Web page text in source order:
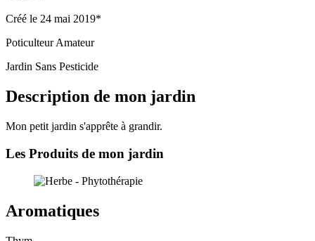
Créé le 24 mai 2019*
Poticulteur Amateur
Jardin Sans Pesticide
Description de mon jardin
Mon petit jardin s'apprête à grandir.
Les Produits de mon jardin
Aromatiques